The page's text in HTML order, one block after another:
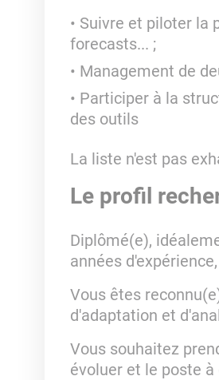
Suivre et piloter la
forecasts... ;
Management de
Participer à la
des outils
La liste n'est pas
Le profil
Diplômé(e),
années
Vous êtes
d'adaptation et
Vous souhaitez
évoluer et le poste